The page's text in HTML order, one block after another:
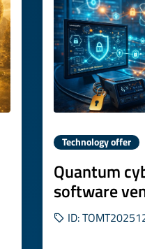
Technology offer
Quantum
software
ID: